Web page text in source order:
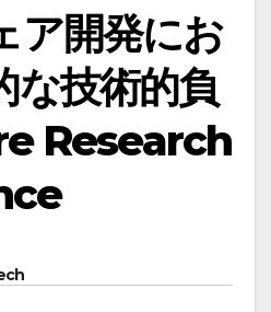
ア開発にお
な技術的負
Research